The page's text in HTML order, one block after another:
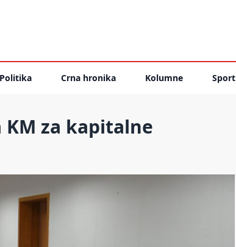
Politika Crna hronika Kolumne Sport
KM za kapitalne